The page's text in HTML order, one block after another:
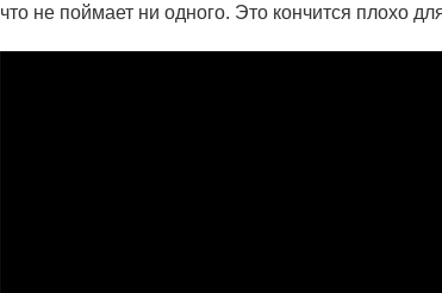
что не поймает ни одного. Это кончится плохо